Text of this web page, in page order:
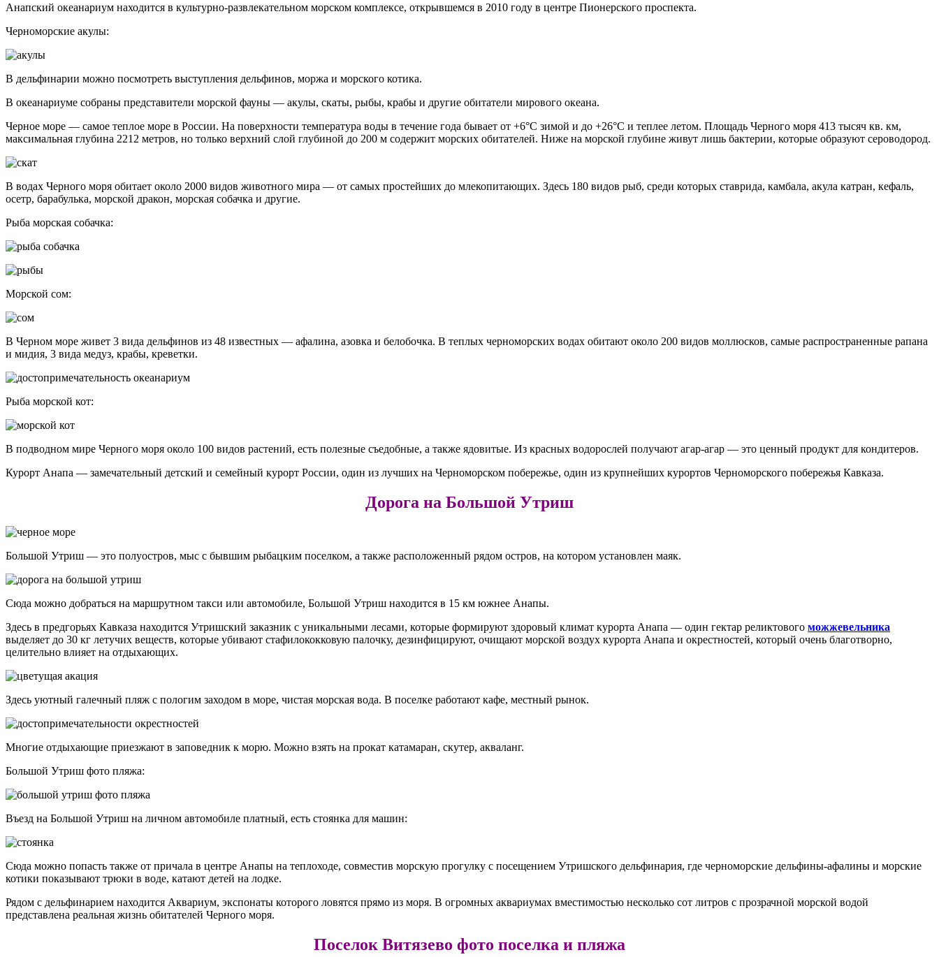
Анапский океанариум находится в культурно-развлекательном морском комплексе, открывшемся в 2010 году в центре Пионерского проспекта.
Черноморские акулы:
В дельфинарии можно посмотреть выступления дельфинов, моржа и морского котика.
В океанариуме собраны представители морской фауны — акулы, скаты, рыбы, крабы и другие обитатели мирового океана.
Черное море — самое теплое море в России. На поверхности температура воды в течение года бывает от +6°C зимой и до +26°C и теплее летом. Площадь Черного моря 413 тысяч кв. км,
максимальная глубина 2212 метров, но только верхний слой глубиной до 200 м содержит морских обитателей. Ниже на морской глубине живут лишь бактерии, которые образуют сероводород.
В водах Черного моря обитает около 2000 видов животного мира — от самых простейших до млекопитающих. Здесь 180 видов рыб, среди которых ставрида, камбала, акула катран, кефаль,
осетр, барабулька, морской дракон, морская собачка и другие.
Рыба морская собачка:
Морской сом:
В Черном море живет 3 вида дельфинов из 48 известных — афалина, азовка и белобочка. В теплых черноморских водах обитают около 200 видов моллюсков, самые распространенные рапана
и мидия, 3 вида медуз, крабы, креветки.
Рыба морской кот:
В подводном мире Черного моря около 100 видов растений, есть полезные съедобные, а также ядовитые. Из красных водорослей получают агар-агар — это ценный продукт для кондитеров.
Курорт Анапа — замечательный детский и семейный курорт России, один из лучших на Черноморском побережье, один из крупнейших курортов Черноморского побережья Кавказа.
Дорога на Большой Утриш
Большой Утриш — это полуостров, мыс с бывшим рыбацким поселком, а также расположенный рядом остров, на котором установлен маяк.
Сюда можно добраться на маршрутном такси или автомобиле, Большой Утриш находится в 15 км южнее Анапы.
Здесь в предгорьях Кавказа находится Утришский заказник с уникальными лесами, которые формируют здоровый климат курорта Анапа — один гектар реликтового можжевельника
выделяет до 30 кг летучих веществ, которые убивают стафилококковую палочку, дезинфицируют, очищают морской воздух курорта Анапа и окрестностей, который очень благотворно,
целительно влияет на отдыхающих.
Здесь уютный галечный пляж с пологим заходом в море, чистая морская вода. В поселке работают кафе, местный рынок.
Многие отдыхающие приезжают в заповедник к морю. Можно взять на прокат катамаран, скутер, акваланг.
Большой Утриш фото пляжа:
Въезд на Большой Утриш на личном автомобиле платный, есть стоянка для машин:
Сюда можно попасть также от причала в центре Анапы на теплоходе, совместив морскую прогулку с посещением Утришского дельфинария, где черноморские дельфины-афалины и морские
котики показывают трюки в воде, катают детей на лодке.
Рядом с дельфинарием находится Аквариум, экспонаты которого ловятся прямо из моря. В огромных аквариумах вместимостью несколько сот литров с прозрачной морской водой
представлена реальная жизнь обитателей Черного моря.
Поселок Витязево фото поселка и пляжа